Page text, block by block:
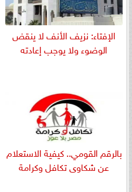
الإفتاء: نزيف الأنف لا ينقض
الوضوء ولا يوجب إعادته
بالرقم القومي.. كيفية الاستعلام
عن شكاوى تكافل وكرامة